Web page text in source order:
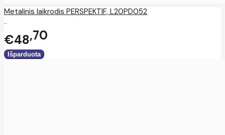
Metalinis laikrodis PERSPEKTIF, L20PD052
..
€48 70